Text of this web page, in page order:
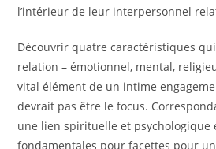
l’intérieur de leur interpersonnel
Découvrir quatre caractéristiques
relation – émotionnel, mental,
vital élément de un intime
devrait pas être le focus.
une lien spirituelle et psychologique
fondamentales pour facettes pour